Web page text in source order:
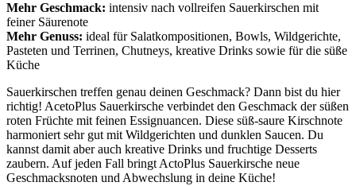
Mehr Geschmack: intensiv nach vollreifen Sauerkirschen mit
feiner Säurenote
Mehr Genuss: ideal für Salatkompositionen, Bowls, Wildgerichte,
Pasteten und Terrinen, Chutneys, kreative Drinks sowie für die süße
Küche
Sauerkirschen treffen genau deinen Geschmack? Dann bist du hier
richtig! AcetoPlus Sauerkirsche verbindet den Geschmack der süßen
roten Früchte mit feinen Essignuancen. Diese süß-saure Kirschnote
harmoniert sehr gut mit Wildgerichten und dunklen Saucen. Du
kannst damit aber auch kreative Drinks und fruchtige Desserts
zaubern. Auf jeden Fall bringt ActoPlus Sauerkirsche neue
Geschmacksnoten und Abwechslung in deine Küche!